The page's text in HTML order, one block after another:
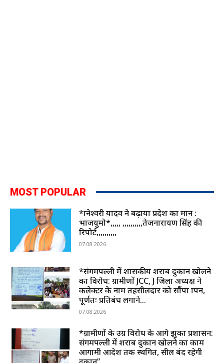
MOST POPULAR
*ज्ञानेश्वरी यादव ने बढ़ाया प्रदेश का मान :
भाजयुमो*,,,,, ,,,,,,,,,,तेजनारायण सिंह की
रिपोर्ट,,,,,,,,,,
07.08.2026
*संगमपल्ली में शासकीय शराब दुकान खोलने
का विरोध: ग्रामीणों JCC, J जिला अध्यक्ष ने
कलेक्टर के नाम तहसीलदार को सौंपा ज्ञापन,
पूर्णतः प्रतिबंध लगाने...
07.08.2026
*ग्रामीणों के उग्र विरोध के आगे झुका प्रशासन:
संगमपल्ली में शराब दुकान खोलने का काम
आगामी आदेश तक स्थगित, सील बंद रहेगी